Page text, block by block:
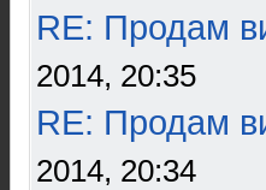
RE: Продам
2014, 20:35
RE: Продам
2014, 20:34